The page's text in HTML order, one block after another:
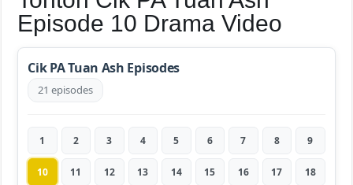
Episode 10 Drama Video
Cik PA Tuan Ash Episodes
21 episodes
1 2 3 4 5 6 7 8 9
10 11 12 13 14 15 16 17 18